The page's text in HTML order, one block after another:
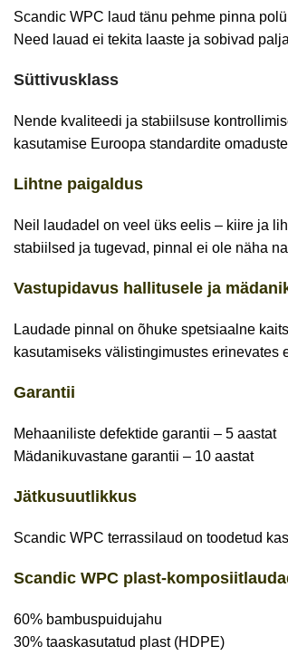
Scandic WPC laud tänu pehme pinna
Need lauad ei tekita laaste ja sobivad
Süttivusklass
Nende kvaliteedi ja stabiilsuse
kasutamise Euroopa standardite
Lihtne paigaldus
Neil laudadel on veel üks eelis – kiire ja
stabiilsed ja tugevad, pinnal ei ole näha
Vastupidavus hallitusele ja
Laudade pinnal on õhuke spetsiaalne
kasutamiseks välistingimustes erinevates
Garantii
Mehaaniliste defektide garantii – 5 aastat
Mädanikuvastane garantii – 10 aastat
Jätkusuutlikkus
Scandic WPC terrassilaud on toodetud
Scandic WPC plast-
60% bambuspuidujahu
30% taaskasutatud plast (HDPE)